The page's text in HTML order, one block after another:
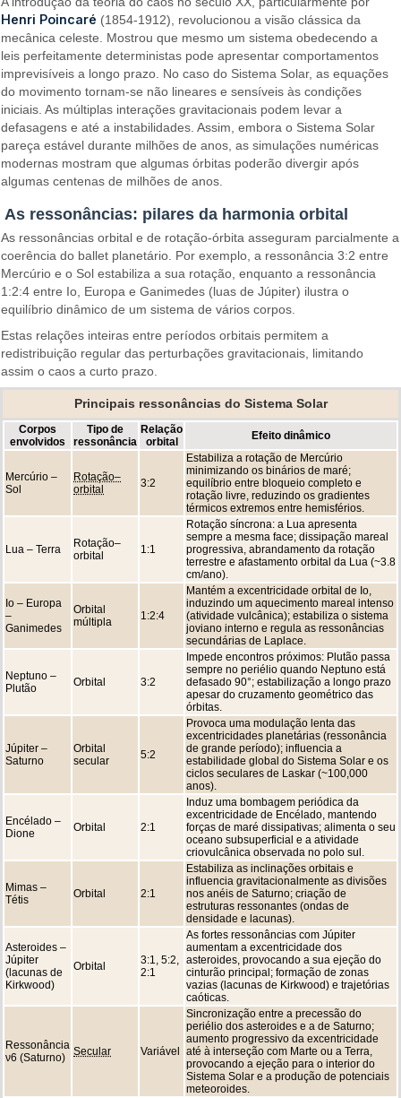
Henri Poincaré (1854-1912), revolucionou a visão clássica da
mecânica celeste. Mostrou que mesmo um sistema obedecendo a
leis perfeitamente deterministas pode apresentar comportamentos
imprevisíveis a longo prazo. No caso do Sistema Solar, as equações
do movimento tornam-se não lineares e sensíveis às condições
iniciais. As múltiplas interações gravitacionais podem levar a
defasagens e até a instabilidades. Assim, embora o Sistema Solar
pareça estável durante milhões de anos, as simulações numéricas
modernas mostram que algumas órbitas poderão divergir após
algumas centenas de milhões de anos.
As ressonâncias: pilares da harmonia orbital
As ressonâncias orbital e de rotação-órbita asseguram parcialmente a
coerência do ballet planetário. Por exemplo, a ressonância 3:2 entre
Mercúrio e o Sol estabiliza a sua rotação, enquanto a ressonância
1:2:4 entre Io, Europa e Ganimedes (luas de Júpiter) ilustra o
equilíbrio dinâmico de um sistema de vários corpos.
Estas relações inteiras entre períodos orbitais permitem a
redistribuição regular das perturbações gravitacionais, limitando
assim o caos a curto prazo.
Principais ressonâncias do Sistema Solar
Corpos
envolvidos
Tipo de
ressonância
Relação
orbital
Efeito dinâmico
Mercúrio –
Sol
Rotação–
orbital
3:2
Estabiliza a rotação de Mercúrio
minimizando os binários de maré;
equilíbrio entre bloqueio completo e
rotação livre, reduzindo os gradientes
térmicos extremos entre hemisférios.
Lua – Terra
Rotação–
orbital
1:1
Rotação síncrona: a Lua apresenta
sempre a mesma face; dissipação mareal
progressiva, abrandamento da rotação
terrestre e afastamento orbital da Lua (~3.8
cm/ano).
Io – Europa
–
Ganimedes
Orbital
múltipla
1:2:4
Mantém a excentricidade orbital de Io,
induzindo um aquecimento mareal intenso
(atividade vulcânica); estabiliza o sistema
joviano interno e regula as ressonâncias
secundárias de Laplace.
Neptuno –
Plutão
Orbital 3:2
Impede encontros próximos: Plutão passa
sempre no periélio quando Neptuno está
defasado 90°; estabilização a longo prazo
apesar do cruzamento geométrico das
órbitas.
Júpiter –
Saturno
Orbital
secular
5:2
Provoca uma modulação lenta das
excentricidades planetárias (ressonância
de grande período); influencia a
estabilidade global do Sistema Solar e os
ciclos seculares de Laskar (~100,000
anos).
Encélado –
Dione
Orbital 2:1
Induz uma bombagem periódica da
excentricidade de Encélado, mantendo
forças de maré dissipativas; alimenta o seu
oceano subsuperficial e a atividade
criovulcânica observada no polo sul.
Mimas –
Tétis
Orbital 2:1
Estabiliza as inclinações orbitais e
influencia gravitacionalmente as divisões
nos anéis de Saturno; criação de
estruturas ressonantes (ondas de
densidade e lacunas).
Asteroides –
Júpiter
(lacunas de
Kirkwood)
Orbital
3:1, 5:2,
2:1
As fortes ressonâncias com Júpiter
aumentam a excentricidade dos
asteroides, provocando a sua ejeção do
cinturão principal; formação de zonas
vazias (lacunas de Kirkwood) e trajetórias
caóticas.
Ressonância
ν6 (Saturno)
Secular Variável
Sincronização entre a precessão do
periélio dos asteroides e a de Saturno;
aumento progressivo da excentricidade
até à interseção com Marte ou a Terra,
provocando a ejeção para o interior do
Sistema Solar e a produção de potenciais
meteoroides.